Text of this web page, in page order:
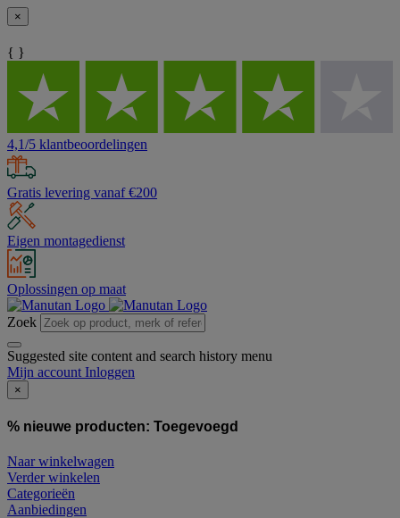
×
{ }
4,1/5 klantbeoordelingen
Gratis levering vanaf €200
Eigen montagedienst
Oplossingen op maat
Zoek
Suggested site content and search history menu
Mijn account Inloggen
×
% nieuwe producten: Toegevoegd
Naar winkelwagen
Verder winkelen
Categorieën
Aanbiedingen